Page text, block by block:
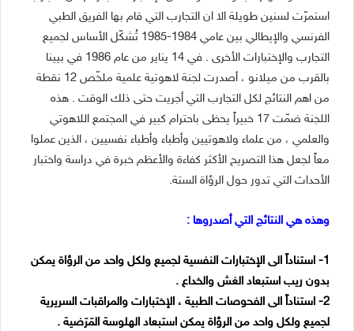
استمرّت لسنين طويلة الا ان التجارب التي قام بها الفريق الطبي
الفرنسي والإيطالي بين عامي 1984-1985 تُشكّل الأساس لجميع
التجارب والإختبارات الأخرى . في 14 يناير من عام 1986 في بيينا
بالقرب من ميلانو ، أصدرت لجنة لاهوتية علمية ملخّص 12 نقطة
من اهم النتائج لكل التجارب التي أجريت حتى ذلك الوقت . هذه
اللجنة ضمّت 17 خبيراً يحظى باحترام كبير في المجتمع اللاهوتي
والعلمي ، من علماء ولاهوتيين وأطباء وأطباء نفسيين ، الذين عملوا
معاً لجعل هذا التصريح الأكثر كفاءة والأعظم خبرة في دراسة واختبار
الأحداث التي تدور حول الرؤاة الستة.
وهذه هي النتائج التي أصدروها :
1- استناداً الى الإختبارات النفسية لجميع ولكل واحد من الرؤاة يمكن
بدون ريب استبعاد الغش والخداع .
2- استناداً الى الفحوصات الطبية ، الإختبارات والمراقبات السريرية
لجميع ولكل واحد من الرؤاة يمكن استبعاد الهلوسة المَرَضية .